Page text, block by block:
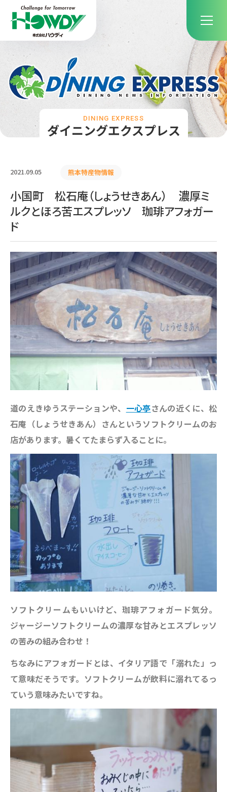
ダイニングエクスプレス
DINING EXPRESS
2021.09.05 熊本特産物情報
小国町 松石庵（しょうせきあん） 濃厚ミ
ルクとほろ苦エスプレッソ 珈琲アフォガー
ド
道のえきゆうステーションや、 一心亭さんの近くに、松
石庵（しょうせきあん）さんというソフトクリームのお
店があります。暑くてたまらず入ることに。
ソフトクリームもいいけど、珈琲アフォガード気分。
ジャージーソフトクリームの濃厚な甘みとエスプレッソ
の苦みの組み合わせ！
ちなみにアフォガードとは、イタリア語で「溺れた」っ
て意味だそうです。ソフトクリームが飲料に溺れてるっ
ていう意味みたいですね。